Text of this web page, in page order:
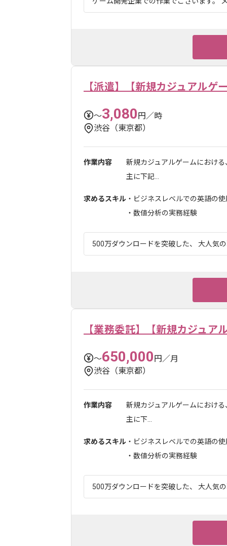
【派遣】【新規カジュアルゲ
〜3,080円／時
渋谷（東京都）
作業内容
新規カジュアルゲームにおけ
主に下記...
求めるスキル ・ビジネスレベルでの英語の
・数値分析の実務経験
500万ダウンロードを突破した、 大人気
【業務委託】【新規カジュア
〜650,000円／月
渋谷（東京都）
作業内容
新規カジュアルゲームにおけ
主に下...
求めるスキル ・ビジネスレベルでの英語の
・数値分析の実務経験
500万ダウンロードを突破した、 大人気